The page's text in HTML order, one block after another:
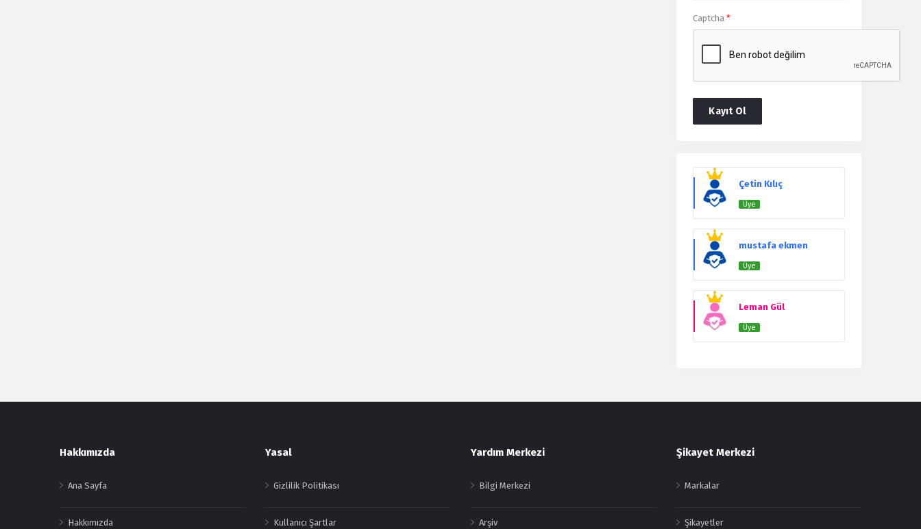
Captcha *
Kayıt Ol
Users
Çetin Kılıç
Üye
mustafa ekmen
Üye
Leman Gül
Üye
Footer
Hakkımızda
Ana Sayfa
Hakkımızda
Yasal
Gizlilik Politikası
Kullanıcı Şartlar
Yardım Merkezi
Bilgi Merkezi
Arşiv
Şikayet Merkezi
Markalar
Şikayetler